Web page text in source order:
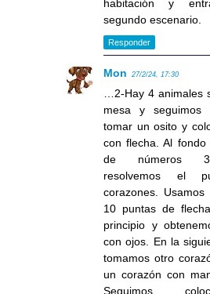
habitación y
segundo escenario.
Responder
Mon 27/2/24, 17:30
…2-Hay 4 animales
mesa y
tomar un osito y
con flecha. Al
de números
resolvemos el
corazones.
10 puntas de
principio y
con ojos. En la
tomamos otro
un corazón con
Seguimos,